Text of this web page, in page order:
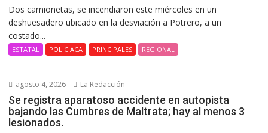
Dos camionetas, se incendiaron este miércoles en un
deshuesadero ubicado en la desviación a Potrero, a un
costado...
ESTATAL POLICIACA PRINCIPALES REGIONAL
agosto 4, 2026 La Redacción
Se registra aparatoso accidente en autopista
bajando las Cumbres de Maltrata; hay al menos 3
lesionados.